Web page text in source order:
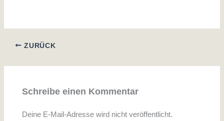
ZURÜCK
Schreibe einen Kommentar
Deine E-Mail-Adresse wird nicht veröffentlicht.